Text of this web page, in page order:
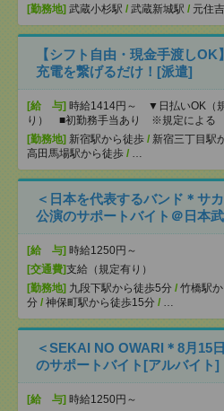
[勤務地] 武蔵小杉駅 / 武蔵新城駅 / 元住
【シフト自由・現金手渡し
充電を繋げるだけ！[派遣]
[給 与] 時給1414円～ ▼日払いOK（
り） ■初勤務手当あり ※規定による
[勤務地] 新宿駅から徒歩 / 新宿三丁目駅
高田馬場駅から徒歩 / …
＜日本を代表するバンド＊サ
公演のサポートバイト＠日本
[給 与] 時給1250円～
[交通費]支給（規定有り）
[勤務地] 九段下駅から徒歩5分 / 竹橋駅
分 / 神保町駅から徒歩15分 / …
＜SEKAI NO OWARI＊8月15
のサポートバイト[アルバイト]
[給 与] 時給1250円～